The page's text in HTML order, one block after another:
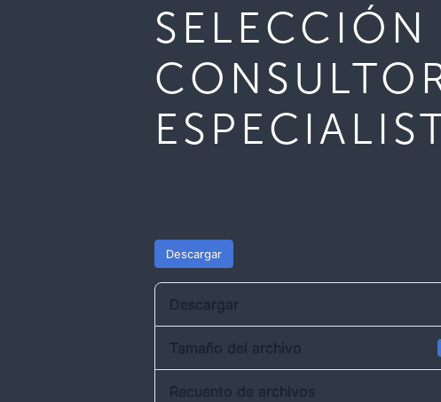
Descargar
Descargar
Tamaño del archivo
Recuento de archivos